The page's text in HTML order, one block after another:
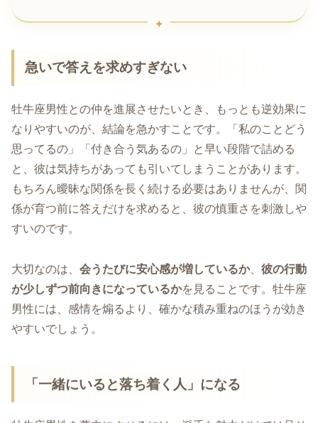
急いで答えを求めすぎない
牡牛座男性との仲を進展させたいとき、もっとも逆効果に
なりやすいのが、結論を急かすことです。「私のことどう
思ってるの」「付き合う気あるの」と早い段階で詰める
と、彼は気持ちがあっても引いてしまうことがあります。
もちろん曖昧な関係を長く続ける必要はありませんが、関
係が育つ前に答えだけを求めると、彼の慎重さを刺激しや
すいのです。
大切なのは、 会うたびに安心感が増しているか、 彼の行動
が少しずつ前向きになっているかを見ることです。牡牛座
男性には、感情を煽るより、確かな積み重ねのほうが効き
やすいでしょう。
「一緒にいると落ち着く人」になる